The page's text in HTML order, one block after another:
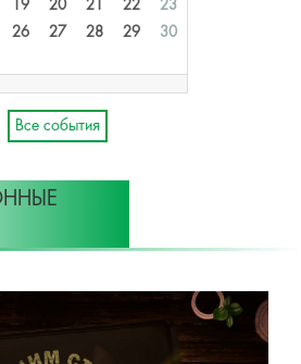
19 20 21 22
23
26 27 28 29
30
Все события